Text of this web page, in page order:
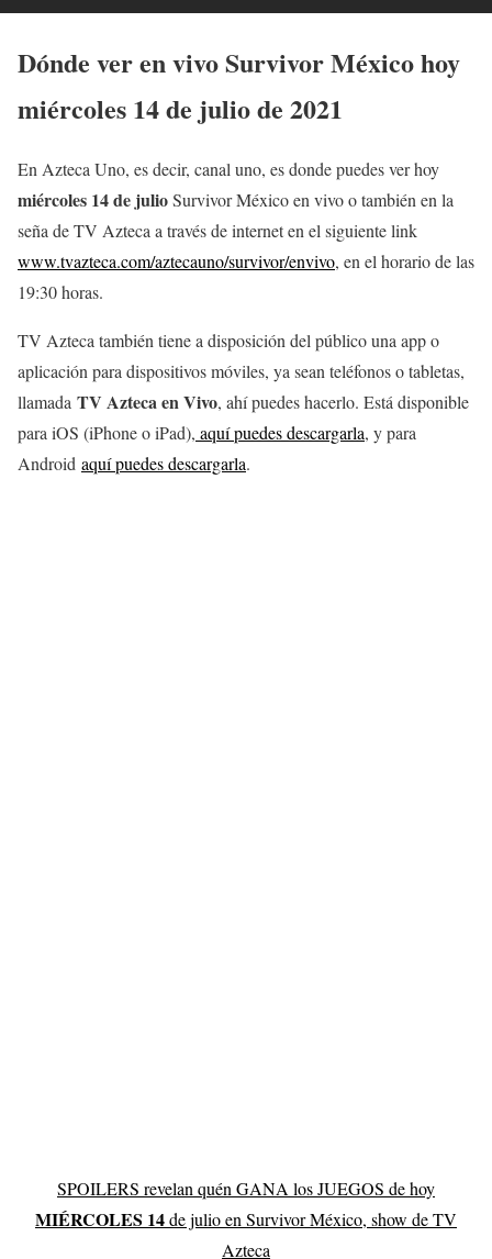
Dónde ver en vivo Survivor México hoy
miércoles 14de juliode 2021
En Azteca Uno, es decir, canal uno, es donde puedes ver hoy
miércoles 14de julioSurvivor México en vivo o también en la
seña de TV Azteca a través de internet en el siguiente link
www.tvazteca.com/aztecauno/survivor/envivo, en el horario de las
19:30 horas.
TV Azteca también tiene a disposición del público una app o
aplicación para dispositivos móviles, ya sean teléfonos o tabletas,
llamada TV Azteca en Vivo, ahí puedes hacerlo. Está disponible
para iOS (iPhone o iPad), aquí puedes descargarla, y para
Android aquí puedes descargarla.
SPOILERS revelan quén GANA los JUEGOS de hoy
MIÉRCOLES 14de julio en Survivor México, show de TV
Azteca